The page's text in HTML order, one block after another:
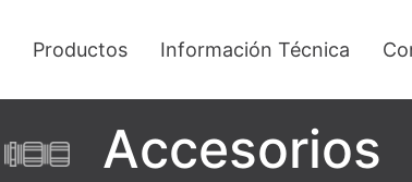
Productos Información Técnica
Accesorios